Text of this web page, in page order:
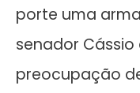
porte uma
senador
preocupação